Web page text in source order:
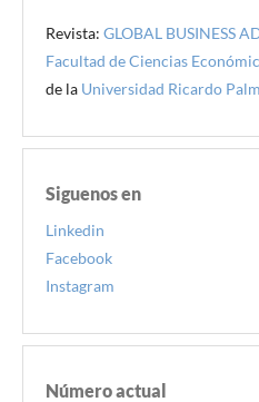
Revista: GLOBAL BUSINESS
Facultad de Ciencias
de la Universidad Ricardo
Siguenos en
Linkedin
Facebook
Instagram
Número actual